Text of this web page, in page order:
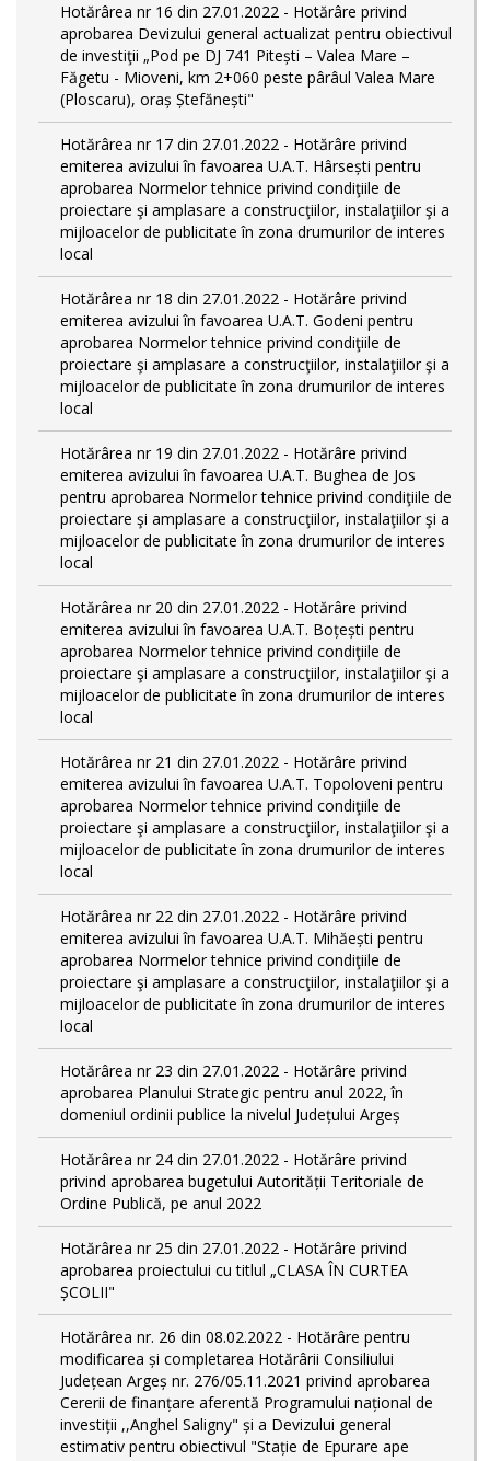
Hotărârea nr 16 din 27.01.2022 - Hotărâre privind
aprobarea Devizului general actualizat pentru obiectivul
de investiţii „Pod pe DJ 741 Pitești – Valea Mare –
Făgetu - Mioveni, km 2+060 peste pârâul Valea Mare
(Ploscaru), oraș Ștefănești"
Hotărârea nr 17 din 27.01.2022 - Hotărâre privind
emiterea avizului în favoarea U.A.T. Hârsești pentru
aprobarea Normelor tehnice privind condiţiile de
proiectare şi amplasare a construcţiilor, instalaţiilor şi a
mijloacelor de publicitate în zona drumurilor de interes
local
Hotărârea nr 18 din 27.01.2022 - Hotărâre privind
emiterea avizului în favoarea U.A.T. Godeni pentru
aprobarea Normelor tehnice privind condiţiile de
proiectare şi amplasare a construcţiilor, instalaţiilor şi a
mijloacelor de publicitate în zona drumurilor de interes
local
Hotărârea nr 19 din 27.01.2022 - Hotărâre privind
emiterea avizului în favoarea U.A.T. Bughea de Jos
pentru aprobarea Normelor tehnice privind condiţiile de
proiectare şi amplasare a construcţiilor, instalaţiilor şi a
mijloacelor de publicitate în zona drumurilor de interes
local
Hotărârea nr 20 din 27.01.2022 - Hotărâre privind
emiterea avizului în favoarea U.A.T. Boțești pentru
aprobarea Normelor tehnice privind condiţiile de
proiectare şi amplasare a construcţiilor, instalaţiilor şi a
mijloacelor de publicitate în zona drumurilor de interes
local
Hotărârea nr 21 din 27.01.2022 - Hotărâre privind
emiterea avizului în favoarea U.A.T. Topoloveni pentru
aprobarea Normelor tehnice privind condiţiile de
proiectare şi amplasare a construcţiilor, instalaţiilor şi a
mijloacelor de publicitate în zona drumurilor de interes
local
Hotărârea nr 22 din 27.01.2022 - Hotărâre privind
emiterea avizului în favoarea U.A.T. Mihăești pentru
aprobarea Normelor tehnice privind condiţiile de
proiectare şi amplasare a construcţiilor, instalaţiilor şi a
mijloacelor de publicitate în zona drumurilor de interes
local
Hotărârea nr 23 din 27.01.2022 - Hotărâre privind
aprobarea Planului Strategic pentru anul 2022, în
domeniul ordinii publice la nivelul Județului Argeș
Hotărârea nr 24 din 27.01.2022 - Hotărâre privind
privind aprobarea bugetului Autorității Teritoriale de
Ordine Publică, pe anul 2022
Hotărârea nr 25 din 27.01.2022 - Hotărâre privind
aprobarea proiectului cu titlul „CLASA ÎN CURTEA
ȘCOLII"
Hotărârea nr. 26 din 08.02.2022 - Hotărâre pentru
modificarea și completarea Hotărârii Consiliului
Județean Argeș nr. 276/05.11.2021 privind aprobarea
Cererii de finanțare aferentă Programului național de
investiții ,,Anghel Saligny" și a Devizului general
estimativ pentru obiectivul "Stație de Epurare ape